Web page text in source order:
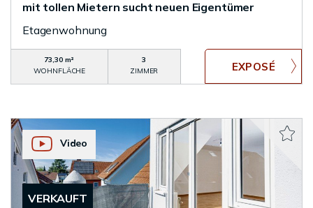
mit tollen Mietern sucht neuen Eigentümer
Etagenwohnung
73,30 m²
WOHNFLÄCHE
3
ZIMMER
VERKAUFT
Video